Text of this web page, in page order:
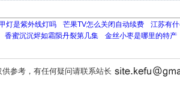
灯是紫外线灯吗 芒果TV怎么关闭自动续费 江苏有
香蜜沉沉烬如霜陨丹裂第几集 金丝小枣是哪里的特产
参考，有任何疑问请联系站长